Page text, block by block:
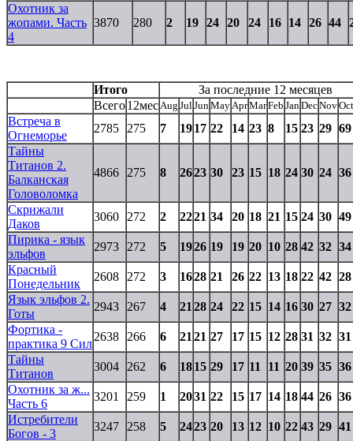
Охотник за
жопами. Часть
4
3870 280 2 19 24 20 24 16 14 26 44
Итого
За последние 12 месяцев
Всего12мес Aug Jul Jun May AprMarFeb Jan DecNovOct
Встреча в
Огнеморье
2785 275 7 1917 22 14 23 8 15 23 29 69
Тайны
Титанов 2.
Балканская
Головоломка
4866 275 8 2623 30 23 15 18 24 30 24 36
Скрижали
Даков
3060 272 2 2221 34 20 18 21 15 24 30 49
Пирика - язык
эльфов
2973 272 5 1926 19 19 20 10 28 42 32 34
Красный
Понедельник
2608 272 3 1628 21 26 22 13 18 22 42 28
Язык эльфов 2.
Готы
2943 267 4 21 28 24 22 15 14 16 30 27 32
Фортика -
практика 9 Сил
2638 266 6 21 21 27 17 15 12 28 31 32 31
Тайны
Титанов
3004 262 6 1815 29 17 11 11 20 39 35 36
Охотник за ж...
Часть 6
3201 259 1 2031 22 15 17 14 18 44 26 36
Истребители
Богов - 3
3247 258 5 2423 20 13 12 10 22 43 29 41